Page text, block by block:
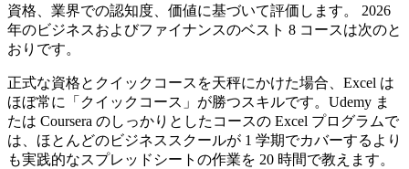
資格、業界での認知度、価値に基づいて評価します。 2026
年のビジネスおよびファイナンスのベスト 8 コースは次のと
おりです。
正式な資格とクイックコースを天秤にかけた場合、Excel は
ほぼ常に「クイックコース」が勝つスキルです。Udemy ま
たは Coursera のしっかりとしたコースの Excel プログラムで
は、ほとんどのビジネススクールが 1 学期でカバーするより
も実践的なスプレッドシートの作業を 20 時間で教えます。